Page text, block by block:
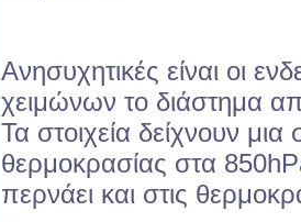
Ανησυχητικές είναι οι
χειμώνων το διάστημα
Τα στοιχεία δείχνουν
θερμοκρασίας στα
περνάει και στις